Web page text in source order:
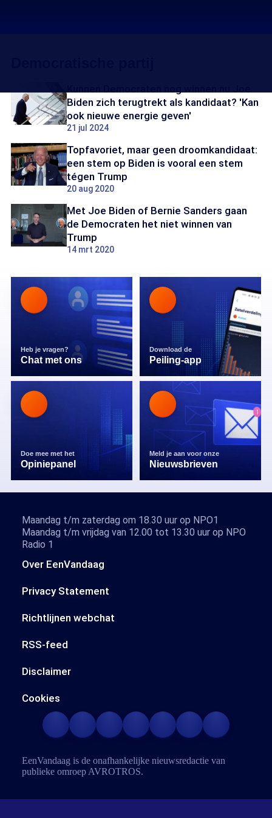
Biden zich terugtrekt als kandidaat? 'Kan
ook nieuwe energie geven'
21 jul 2024
Topfavoriet, maar geen droomkandidaat:
een stem op Biden is vooral een stem
tégen Trump
20 aug 2020
Met Joe Biden of Bernie Sanders gaan
de Democraten het niet winnen van
Trump
14 mrt 2020
Heb je vragen?
Chat met ons
Download de
Peiling-app
Doe mee met het
Opiniepanel
Meld je aan voor onze
Nieuwsbrieven
Over EenVandaag
Privacy Statement
Richtlijnen webchat
RSS-feed
Disclaimer
Cookies
Maandag t/m zaterdag om 18.30 uur op NPO1
Maandag t/m vrijdag van 12.00 tot 13.30 uur op NPO
Radio 1
EenVandaag is de onafhankelijke nieuwsredactie van
publieke omroep AVROTROS.